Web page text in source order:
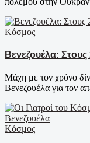
Κόσμος
Βενεζουέλα:
Μάχη με τον χρόνο
Βενεζουέλα για τον
Κόσμος